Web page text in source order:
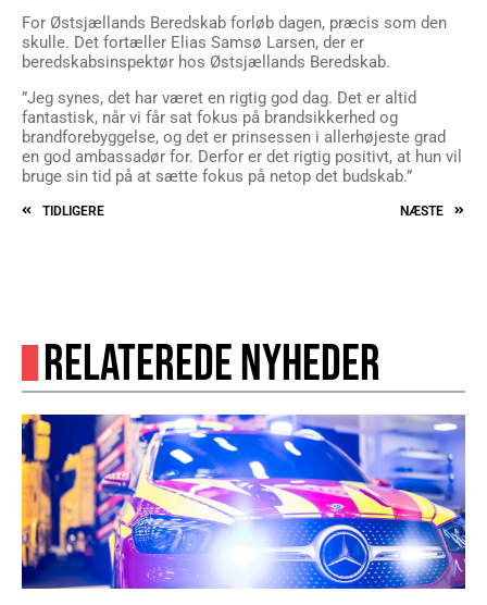
For Østsjællands Beredskab forløb dagen, præcis som den
skulle. Det fortæller Elias Samsø Larsen, der er
beredskabsinspektør hos Østsjællands Beredskab.
”Jeg synes, det har været en rigtig god dag. Det er altid
fantastisk, når vi får sat fokus på brandsikkerhed og
brandforebyggelse, og det er prinsessen i allerhøjeste grad
en god ambassadør for. Derfor er det rigtig positivt, at hun vil
bruge sin tid på at sætte fokus på netop det budskab.”
TIDLIGERE NÆSTE
RELATEREDE NYHEDER